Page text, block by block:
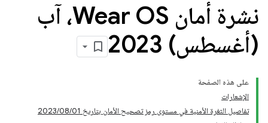
نشرة أمان Wear OS، آب
(أغسطس) 2023
على هذه الصفحة
الإشعارات
تفاصيل الثغرة الأمنية في مستوى رمز تصحيح الأمان بتاريخ 01‏/08‏/2023